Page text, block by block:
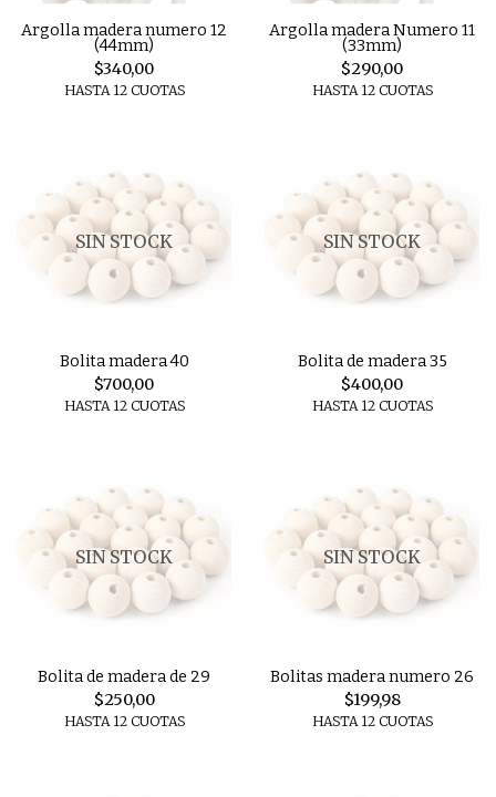
Argolla madera numero 12
(44mm)
$340,00
HASTA 12 CUOTAS
Argolla madera Numero 11
(33mm)
$290,00
HASTA 12 CUOTAS
SIN STOCK
Bolita madera 40
$700,00
HASTA 12 CUOTAS
SIN STOCK
Bolita de madera 35
$400,00
HASTA 12 CUOTAS
SIN STOCK
Bolita de madera de 29
$250,00
HASTA 12 CUOTAS
SIN STOCK
Bolitas madera numero 26
$199,98
HASTA 12 CUOTAS